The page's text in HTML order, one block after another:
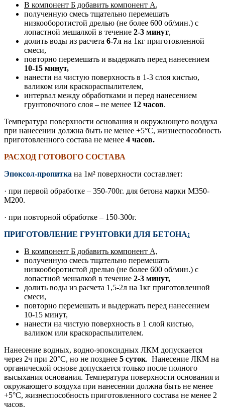
В компонент Б добавить компонент А,
полученную смесь тщательно перемешать
низкооборотистой дрелью (не более 600 об/мин.) с
лопастной мешалкой в течение 2-3 минут,
долить воды из расчета 6-7л на 1кг приготовленной
смеси,
повторно перемешать и выдержать перед нанесением
10-15 минут,
нанести на чистую поверхность в 1-3 слоя кистью,
валиком или краскораспылителем,
интервал между обработками и перед нанесением
грунтовочного слоя – не менее 12 часов.
Температура поверхности основания и окружающего воздуха
при нанесении должна быть не менее +5°С, жизнеспособность
приготовленного состава не менее 4 часов.
РАСХОД ГОТОВОГО СОСТАВА
Эпоксол-пропитка на 1м² поверхности составляет:
· при первой обработке – 350-700г. для бетона марки М350-
М200.
· при повторной обработке – 150-300г.
ПРИГОТОВЛЕНИЕ ГРУНТОВКИ ДЛЯ БЕТОНА:
В компонент Б добавить компонент А,
полученную смесь тщательно перемешать
низкооборотистой дрелью (не более 600 об/мин.) с
лопастной мешалкой в течение 2-3 минут,
долить воды из расчета 1,5-2л на 1кг приготовленной
смеси,
повторно перемешать и выдержать перед нанесением
10-15 минут,
нанести на чистую поверхность в 1 слой кистью,
валиком или краскораспылителем.
Нанесение водных, водно-эпоксидных ЛКМ допускается
через 2ч при 20°С, но не позднее 5 суток. Нанесение ЛКМ на
органической основе допускается только после полного
высыхания основания. Температура поверхности основания и
окружающего воздуха при нанесении должна быть не менее
+5°С, жизнеспособность приготовленного состава не менее 2
часов.